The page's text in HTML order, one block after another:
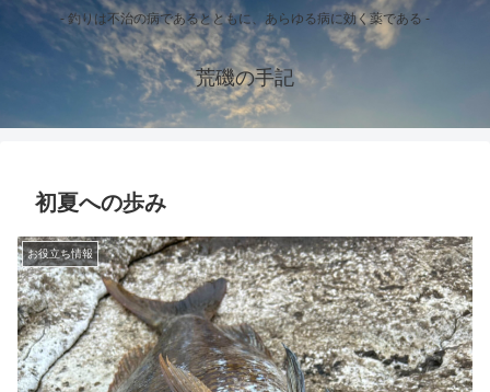
- 釣りは不治の病であるとともに、あらゆる病に効く薬である -
荒磯の手記
初夏への歩み
お役立ち情報